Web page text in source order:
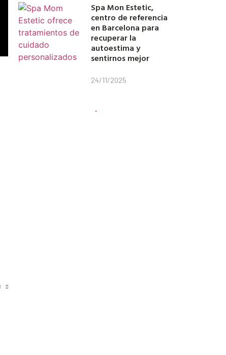
Spa Mon Estetic,
centro de referencia
en Barcelona para
recuperar la
autoestima y
sentirnos mejor
24/11/2025